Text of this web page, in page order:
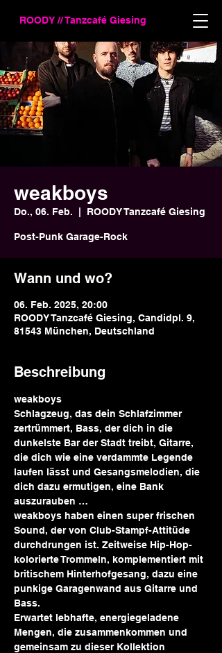
ROODY // Tanzcafé Giesing
weakboys
Do., 06. Feb. ROODY Tanzcafé Giesing
Post-Punk Garage-Rock
Wann und wo?
06. Feb. 2025, 20:00
ROODY Tanzcafé Giesing, Candidpl. 9,
81543 München, Deutschland
Beschreibung
weakboys
Schlagzeug, das dein Schlafzimmer
zertrümmert, Bass, der dich in die
dunkelste Bar der Stadt treibt, Gitarre,
die dich wie eine verdammte Legende
laufen lässt und Gesangsmelodien, die
dich dazu ermutigen, eine Bank
auszurauben …
weakboys haben einen super frischen
Sound, der von Club-Stampf-Attitüde
durchdrungen ist. Zeitweise Hip-Hop-
kolorierte Trommeln, komplementiert mit
britischem Hinterhofgesang, dazu eine
punkige Garagenwand aus Gitarre und
Bass.
Erwartet lebhafte, energiegeladene
Mengen, die zusammenkommen und
gemeinsam zu dieser Kollektion